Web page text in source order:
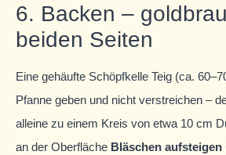
6. Backen –
beiden Seiten
Eine gehäufte Schöpfkelle Teig (ca.
Pfanne geben und nicht verstreichen –
alleine zu einem Kreis von etwa 10 cm
an der Oberfläche Bläschen